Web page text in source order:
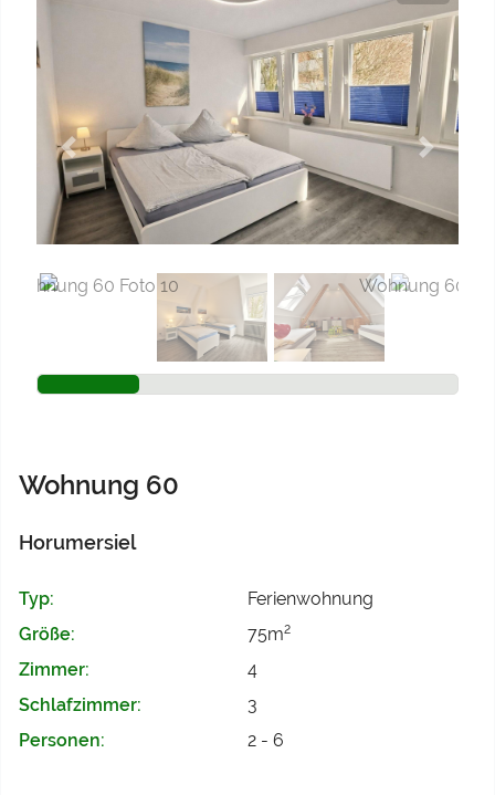
Previous Next
Wohnung 60
Horumersiel
Typ:
Ferienwohnung
Größe:
75m2
Zimmer:
4
Schlafzimmer:
3
Personen:
2 - 6